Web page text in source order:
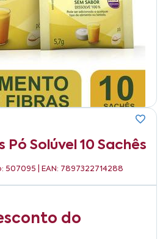
Solúvel 10 Sachês
507095 | EAN: 7897322714288
do